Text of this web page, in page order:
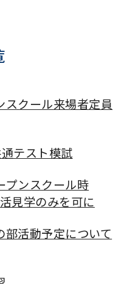
スクール来場者定員
テスト模試
プンスクール時
見学のみを可に
部活動予定について